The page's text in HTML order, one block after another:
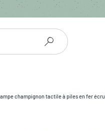
champignon tactile à piles en fer